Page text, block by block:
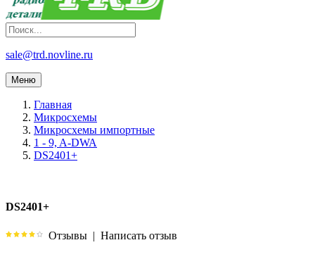
sale@trd.novline.ru
Меню
Главная
Микросхемы
Микросхемы импортные
1 - 9, A-DWA
DS2401+
DS2401+
Отзывы | Написать отзыв